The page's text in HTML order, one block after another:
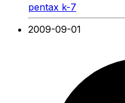
pentax k-7
2009-09-01